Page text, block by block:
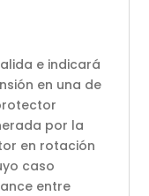
e indicará
en una de
por la
en rotación
caso
entre